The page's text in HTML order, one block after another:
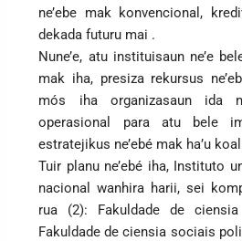
ne’ebe mak konvencional,
dekada futuru mai .
Nune’e, atu instituisaun ne’e
mak iha, presiza rekursus
mós iha organizasaun ida
operasional para atu bele
estratejikus ne’ebé mak ha’u
Tuir planu ne’ebé iha, Instituto
nacional wanhira harii, sei
rua (2): Fakuldade de
Fakuldade de ciensia sociais